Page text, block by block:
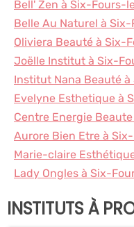
Bell' Zen à Six-Fours-
Belle Au Naturel à
Oliviera Beauté à Six-
Joëlle Institut à Six-
Institut Nana Beauté
Evelyne Esthetique à
Centre Energie
Aurore Bien Etre à
Marie-claire
Lady Ongles à Six-
INSTITUTS À